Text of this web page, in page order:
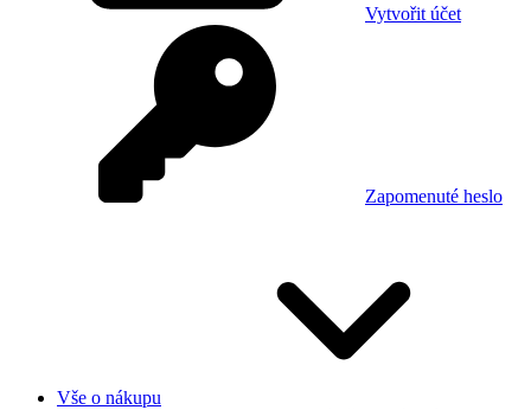
Vytvořit účet
Zapomenuté heslo
Vše o nákupu